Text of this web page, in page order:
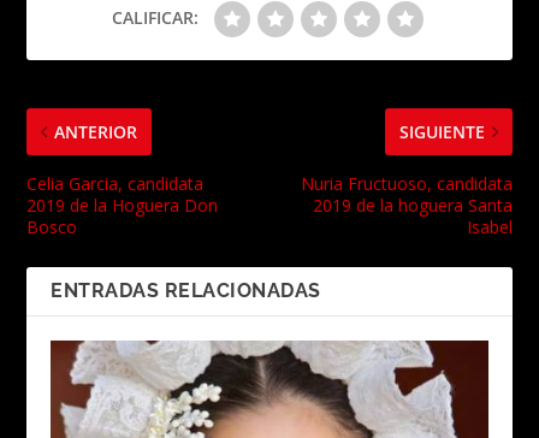
CALIFICAR:
ANTERIOR
Celia Garcia, candidata
2019 de la Hoguera Don
Bosco
SIGUIENTE
Nuria Fructuoso, candidata
2019 de la hoguera Santa
Isabel
ENTRADAS RELACIONADAS